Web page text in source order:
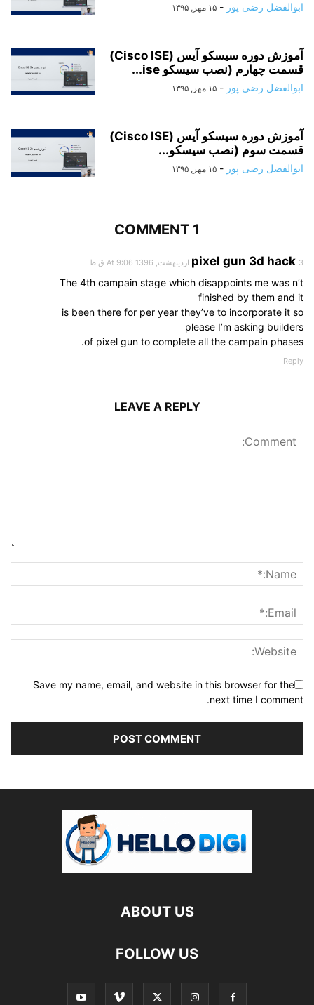
ابوالفضل رضی پور - ۱۵ مهر, ۱۳۹۵
آموزش دوره سیسکو آیس (Cisco ISE)
قسمت چهارم (نصب سیسکو ise...
ابوالفضل رضی پور - ۱۵ مهر, ۱۳۹۵
آموزش دوره سیسکو آیس (Cisco ISE)
قسمت سوم (نصب سیسکو...
ابوالفضل رضی پور - ۱۵ مهر, ۱۳۹۵
1 COMMENT
pixel gun 3d hack 3 اردیبهشت, 1396 At 9:06 ق.ظ
The 4th campain stage which disappoints me was n’t
finished by them and it
is been there for per year they’ve to incorporate it so
please I’m asking builders
of pixel gun to complete all the campain phases.
Reply
LEAVE A REPLY
Save my name, email, and website in this browser for the
next time I comment.
ABOUT US
FOLLOW US